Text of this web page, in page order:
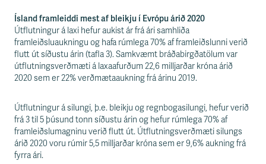
Ísland framleiddi mest af bleikju í Evrópu árið 2020
Útflutningur á laxi hefur aukist ár frá ári samhliða
framleiðsluaukningu og hafa rúmlega 70% af framleiðslunni verið
flutt út síðustu árin (tafla 3). Samkvæmt bráðabirgðatölum var
útflutningsverðmæti á laxaafurðum 22,6 milljarðar króna árið
2020 sem er 22% verðmætaaukning frá árinu 2019.
Útflutningur á silungi, þ.e. bleikju og regnbogasilungi, hefur verið
frá 3 til 5 þúsund tonn síðustu árin og hefur rúmlega 70% af
framleiðslumagninu verið flutt út. Útflutningsverðmæti silungs
árið 2020 voru rúmir 5,5 milljarðar króna sem er 9,6% aukning frá
fyrra ári.